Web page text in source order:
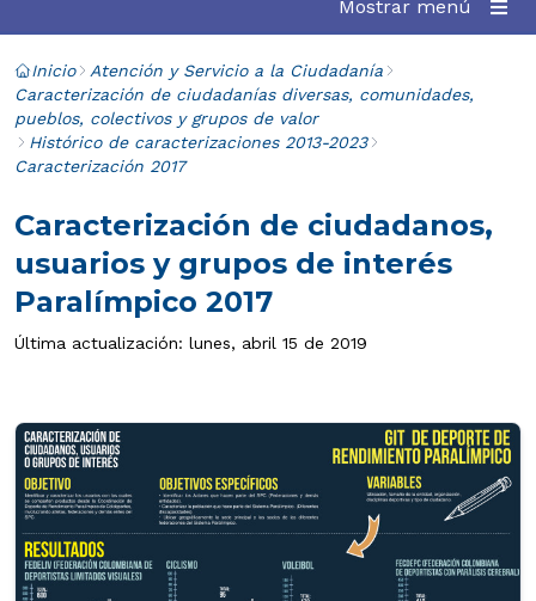
Mostrar menú
Inicio
Atención y Servicio a la Ciudadanía
Caracterización de ciudadanías diversas, comunidades,
pueblos, colectivos y grupos de valor
Histórico de caracterizaciones 2013-2023
Caracterización 2017
Caracterización de ciudadanos,
usuarios y grupos de interés
Paralímpico 2017
Última actualización: lunes, abril 15 de 2019